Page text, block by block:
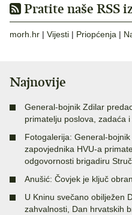
Pratite naše RSS
morh.hr | Vijesti | Priopćenja |
Najnovije
General-bojnik Zdilar
primatelju poslova, zadaća
Fotogalerija: General-
zapovjednika HVU-a
odgovornosti brigadiru
Anušić: Čovjek je ključ
U Kninu svečano obilježen
zahvalnosti, Dan hrvatskih